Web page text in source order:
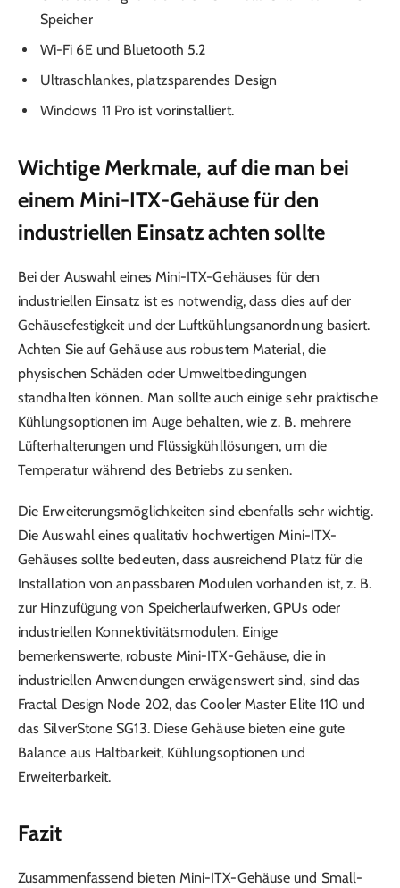
Speicher
Wi-Fi 6E und Bluetooth 5.2
Ultraschlankes, platzsparendes Design
Windows 11 Pro ist vorinstalliert.
Wichtige Merkmale, auf die man bei
einem Mini-ITX-Gehäuse für den
industriellen Einsatz achten sollte
Bei der Auswahl eines Mini-ITX-Gehäuses für den
industriellen Einsatz ist es notwendig, dass dies auf der
Gehäusefestigkeit und der Luftkühlungsanordnung basiert.
Achten Sie auf Gehäuse aus robustem Material, die
physischen Schäden oder Umweltbedingungen
standhalten können. Man sollte auch einige sehr praktische
Kühlungsoptionen im Auge behalten, wie z. B. mehrere
Lüfterhalterungen und Flüssigkühllösungen, um die
Temperatur während des Betriebs zu senken.
Die Erweiterungsmöglichkeiten sind ebenfalls sehr wichtig.
Die Auswahl eines qualitativ hochwertigen Mini-ITX-
Gehäuses sollte bedeuten, dass ausreichend Platz für die
Installation von anpassbaren Modulen vorhanden ist, z. B.
zur Hinzufügung von Speicherlaufwerken, GPUs oder
industriellen Konnektivitätsmodulen. Einige
bemerkenswerte, robuste Mini-ITX-Gehäuse, die in
industriellen Anwendungen erwägenswert sind, sind das
Fractal Design Node 202, das Cooler Master Elite 110 und
das SilverStone SG13. Diese Gehäuse bieten eine gute
Balance aus Haltbarkeit, Kühlungsoptionen und
Erweiterbarkeit.
Fazit
Zusammenfassend bieten Mini-ITX-Gehäuse und Small-